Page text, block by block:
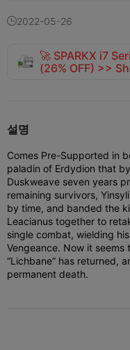
2022-05-26
🚀 SPARKX i7
(26% OFF) >>
설명
Comes Pre-Supported in
paladin of Erdydion that
Duskweave seven years
remaining survivors,
by time, and banded the
Leacianus together to
single combat, wielding
Vengeance. Now it
“Lichbane” has returned,
permanent death.